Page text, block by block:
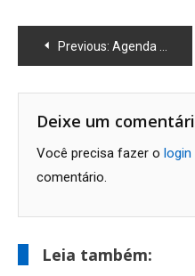
Navegação
de
Post
Previous: Agenda esportiva: Macaé recebe 6 grandes eventos neste fim de semana; confira a programação
Deixe um
Você precisa fazer o login
comentário.
Leia também: